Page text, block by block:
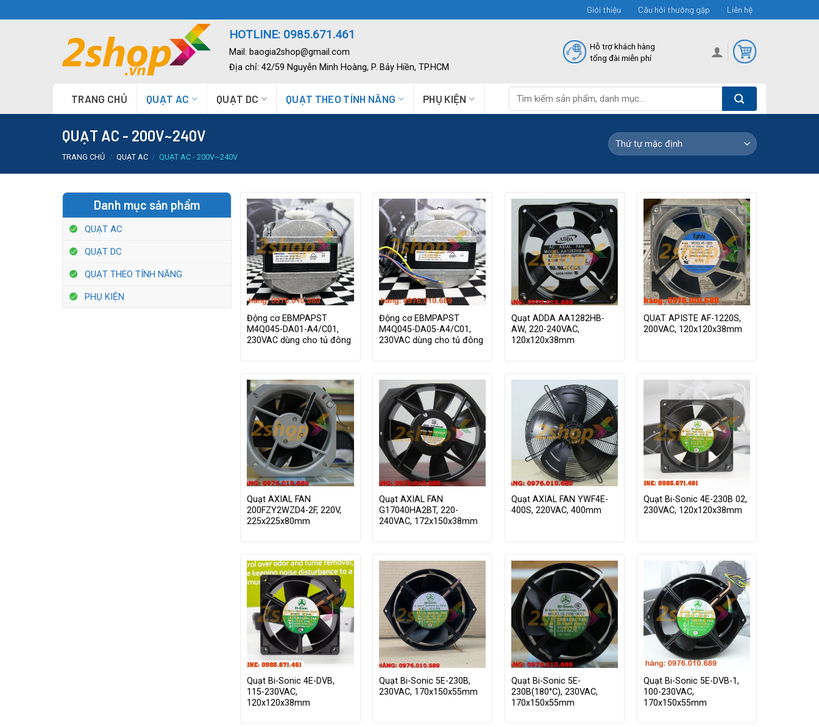
to
Giới thiệu Câu hỏi thường gặp Liên hệ
HOTLINE: 0985.671.461
Mail: baogia2shop@gmail.com
Địa chỉ: 42/59 Nguyễn Minh Hoàng, P. Bảy Hiền, TP.HCM
Hỗ trợ khách hàng
tổng đài miễn phí
TRANG CHỦ QUẠT AC QUẠT DC QUẠT THEO TÍNH NĂNG PHỤ KIỆN
kiếm:
QUẠT AC - 200V~240V
TRANG CHỦ / QUẠT AC / QUẠT AC - 200V~240V
Danh mục sản phẩm
QUẠT AC
QUẠT DC
QUẠT THEO TÍNH NĂNG
PHỤ KIỆN
Động cơ EBMPAPST
M4Q045-DA01-A4/C01,
230VAC dùng cho tủ đông
Động cơ EBMPAPST
M4Q045-DA05-A4/C01,
230VAC dùng cho tủ đông
Quạt ADDA AA1282HB-
AW, 220-240VAC,
120x120x38mm
QUẠT APISTE AF-1220S,
200VAC, 120x120x38mm
Quạt AXIAL FAN
200FZY2WZD4-2F, 220V,
225x225x80mm
Quạt AXIAL FAN
G17040HA2BT, 220-
240VAC, 172x150x38mm
Quạt AXIAL FAN YWF4E-
400S, 220VAC, 400mm
Quạt Bi-Sonic 4E-230B 02,
230VAC, 120x120x38mm
Quạt Bi-Sonic 4E-DVB,
115-230VAC,
120x120x38mm
Quạt Bi-Sonic 5E-230B,
230VAC, 170x150x55mm
Quạt Bi-Sonic 5E-
230B(180°C), 230VAC,
170x150x55mm
Quạt Bi-Sonic 5E-DVB-1,
100-230VAC,
170x150x55mm